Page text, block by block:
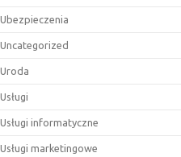
Ubezpieczenia
Uncategorized
Uroda
Usługi
Usługi informatyczne
Usługi marketingowe